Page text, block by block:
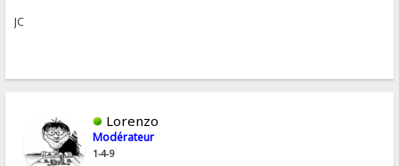
JC
Lorenzo
Modérateur
1-4-9